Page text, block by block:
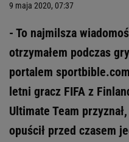
9 maja 2020, 07:37
- To najmilsza
otrzymałem podczas
portalem
letni gracz FIFA z
Ultimate Team
opuścił przed czasem